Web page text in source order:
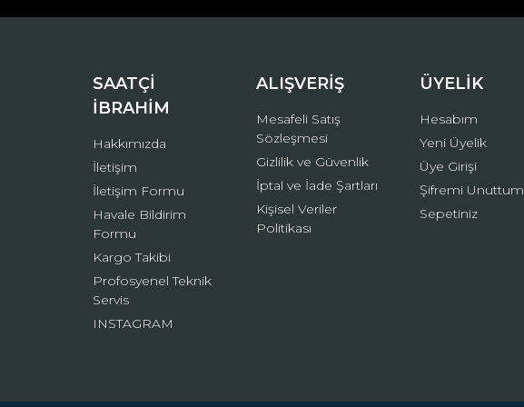
Bu ürüne benzer farklı alternatifler olmalı.
SAATÇİ
İBRAHİM
Hakkımızda
İletişim
İletişim Formu
Havale Bildirim
Formu
Kargo Takibi
Profosyenel Teknik
Servis
INSTAGRAM
ALIŞVERİŞ
Mesafeli Satış
Sözleşmesi
Gizlilik ve Güvenlik
İptal ve İade Şartları
Kişisel Veriler
Politikası
ÜYELİK
Hesabım
Yeni Üyelik
Üye Girişi
Şifremi Unuttum
Sepetiniz